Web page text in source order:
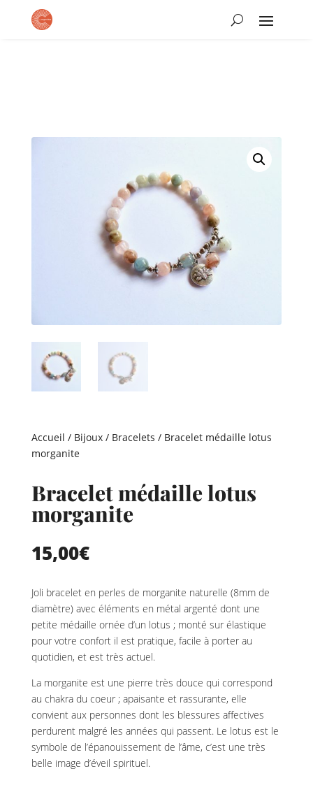
Accueil / Bijoux/ Bracelets / Bracelet médaille lotus
morganite
Bracelet médaille lotus
morganite
15,00€
Joli bracelet en perles de morganite naturelle (8mm de
diamètre) avec éléments en métal argenté dont une
petite médaille ornée d’un lotus ; monté sur élastique
pour votre confort il est pratique, facile à porter au
quotidien, et est très actuel.
La morganite est une pierre très douce qui correspond
au chakra du coeur ; apaisante et rassurante, elle
convient aux personnes dont les blessures affectives
perdurent malgré les années qui passent. Le lotus est le
symbole de l’épanouissement de l’âme, c’est une très
belle image d’éveil spirituel.